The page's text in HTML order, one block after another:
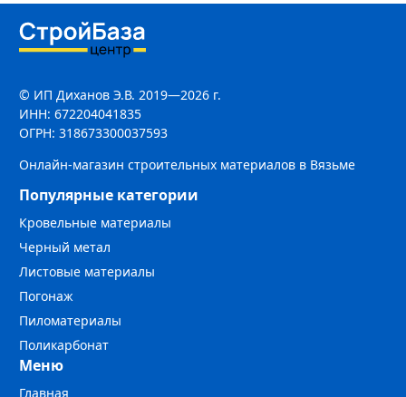
© ИП Диханов Э.В. 2019—2026 г.
ИНН: 672204041835
ОГРН: 318673300037593
Онлайн-магазин строительных материалов в Вязьме
Популярные категории
Кровельные материалы
Черный метал
Листовые материалы
Погонаж
Пиломатериалы
Поликарбонат
Меню
Главная